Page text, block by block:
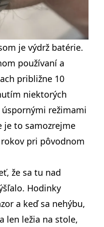
je výdrž batérie.
používaní a
približne 10
niektorých
režimami
je to samozrejme
pri pôvodnom
že sa tu nad
Hodinky
a keď sa nehýbu,
len ležia na stole,